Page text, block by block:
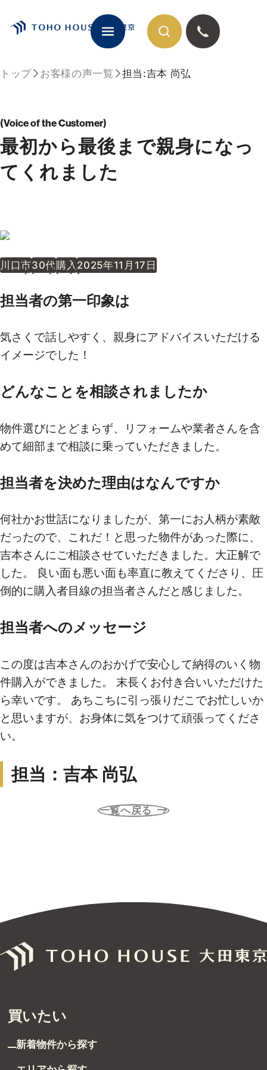
トップ お客様の声一覧 担当:吉本 尚弘
Voice of the Customer
最初から最後まで親身になっ
てくれました
川口市30代購入 2025年11月17日
担当者の第一印象は
気さくで話しやすく、親身にアドバイスいただける
イメージでした！
どんなことを相談されましたか
物件選びにとどまらず、リフォームや業者さんを含
めて細部まで相談に乗っていただきました。
担当者を決めた理由はなんですか
何社かお世話になりましたが、第一にお人柄が素敵
だったので、これだ！と思った物件があった際に、
吉本さんにご相談させていただきました。大正解で
した。 良い面も悪い面も率直に教えてくださり、圧
倒的に購入者目線の担当者さんだと感じました。
担当者へのメッセージ
この度は吉本さんのおかげで安心して納得のいく物
件購入ができました。 末長くお付き合いいただけた
ら幸いです。 あちこちに引っ張りだこでお忙しいか
と思いますが、お身体に気をつけて頑張ってくださ
い。
担当：吉本 尚弘
一覧へ戻る
買いたい
新着物件から探す
買いたい
エリアから探す
学区から探す
地図から探す
こだわりから探す
売りたい
購入までの流れ
無料会員登録サービス
TOHO HOUSE CLUB
会社紹介